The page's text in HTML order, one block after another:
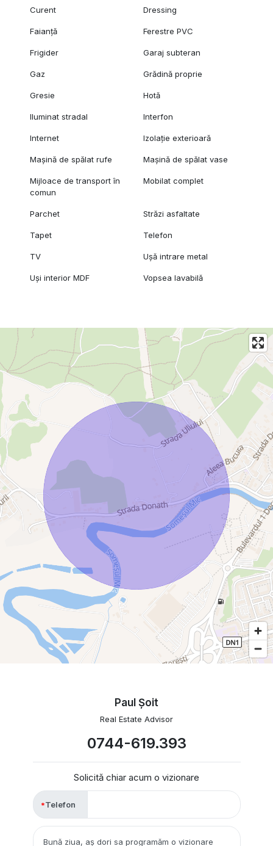
Curent Dressing
Faianță Ferestre PVC
Frigider Garaj subteran
Gaz Grădină proprie
Gresie Hotă
Iluminat stradal Interfon
Internet Izolație exterioară
Mașină de spălat rufe Mașină de spălat vase
Mijloace de transport în
comun
Mobilat complet
Parchet Străzi asfaltate
Tapet Telefon
TV Ușă intrare metal
Uși interior MDF Vopsea lavabilă
Paul Şoit
Real Estate Advisor
0744-619.393
Solicită chiar acum o vizionare
Telefon